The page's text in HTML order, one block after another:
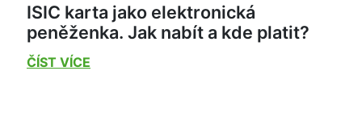
ISIC karta jako elektronická
peněženka. Jak nabít a kde platit?
ČÍST VÍCE